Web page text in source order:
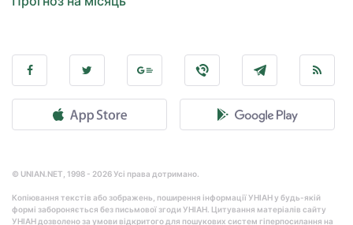
© UNIAN.NET, 1998 - 2026 Усі права дотримано.
Копіювання текстів або зображень, поширення інформації УНІАН у будь-якій
формі забороняється без письмової згоди УНІАН. Цитування матеріалів сайту
УНІАН дозволено за умови відкритого для пошукових систем гіперпосилання на